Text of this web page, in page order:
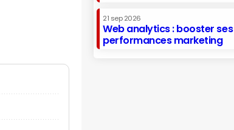
21 sep 2026
Web analytics : booster ses
performances marketing